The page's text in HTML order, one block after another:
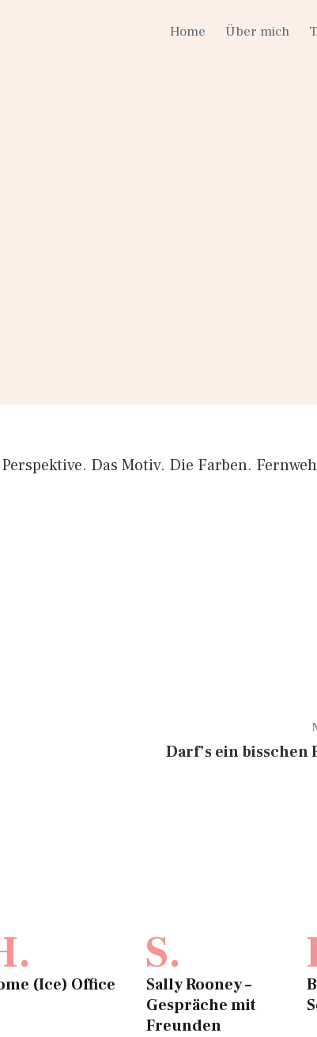
Home Über mich
Das Motiv. Die Farben.
Darf’s ein bisschen
(Ice) Office
S.
Sally Rooney –
Gespräche mit
Freunden